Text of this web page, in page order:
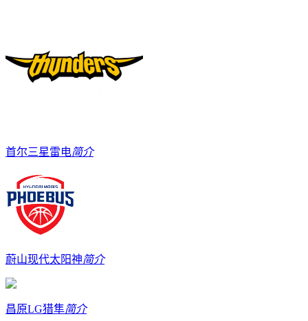
首尔三星雷电简介
蔚山现代太阳神简介
昌原LG猎隼简介